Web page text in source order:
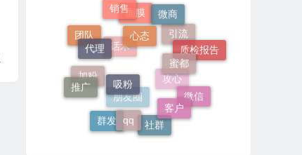
话术
面膜
引流
攻心
朋友圈
加粉
团队
销售 微商
质检报告
微信
社群
群发
推广
代理
心态
蜜都
客户
qq
吸粉